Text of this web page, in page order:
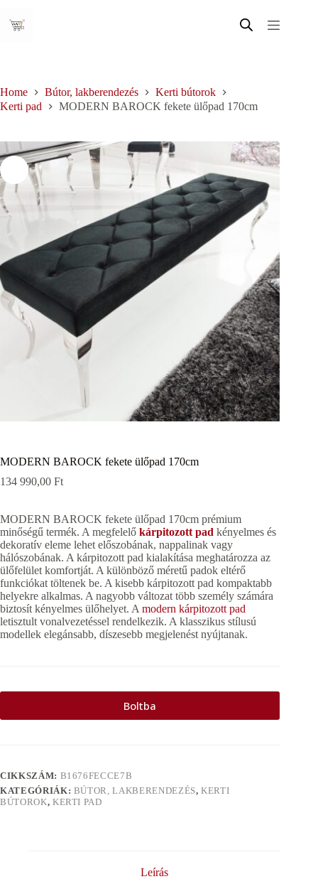
content
Home Bútor, lakberendezés
Kerti bútorok
Kerti pad
MODERN BAROCK fekete ülőpad 170cm
MODERN BAROCK fekete ülőpad 170cm
134 990,00 Ft
MODERN BAROCK fekete ülőpad 170cm prémium
minőségű termék. A megfelelő kárpitozott pad kényelmes és
dekoratív eleme lehet előszobának, nappalinak vagy
hálószobának. A kárpitozott pad kialakítása meghatározza az
ülőfelület komfortját. A különböző méretű padok eltérő
funkciókat töltenek be. A kisebb kárpitozott pad kompaktabb
helyekre alkalmas. A nagyobb változat több személy számára
biztosít kényelmes ülőhelyet. A modern kárpitozott pad
letisztult vonalvezetéssel rendelkezik. A klasszikus stílusú
modellek elegánsabb, díszesebb megjelenést nyújtanak.
Boltba
CIKKSZÁM: B1676FECCE7B
KATEGÓRIÁK: BÚTOR, LAKBERENDEZÉS,KERTI
BÚTOROK, KERTI PAD
Leírás